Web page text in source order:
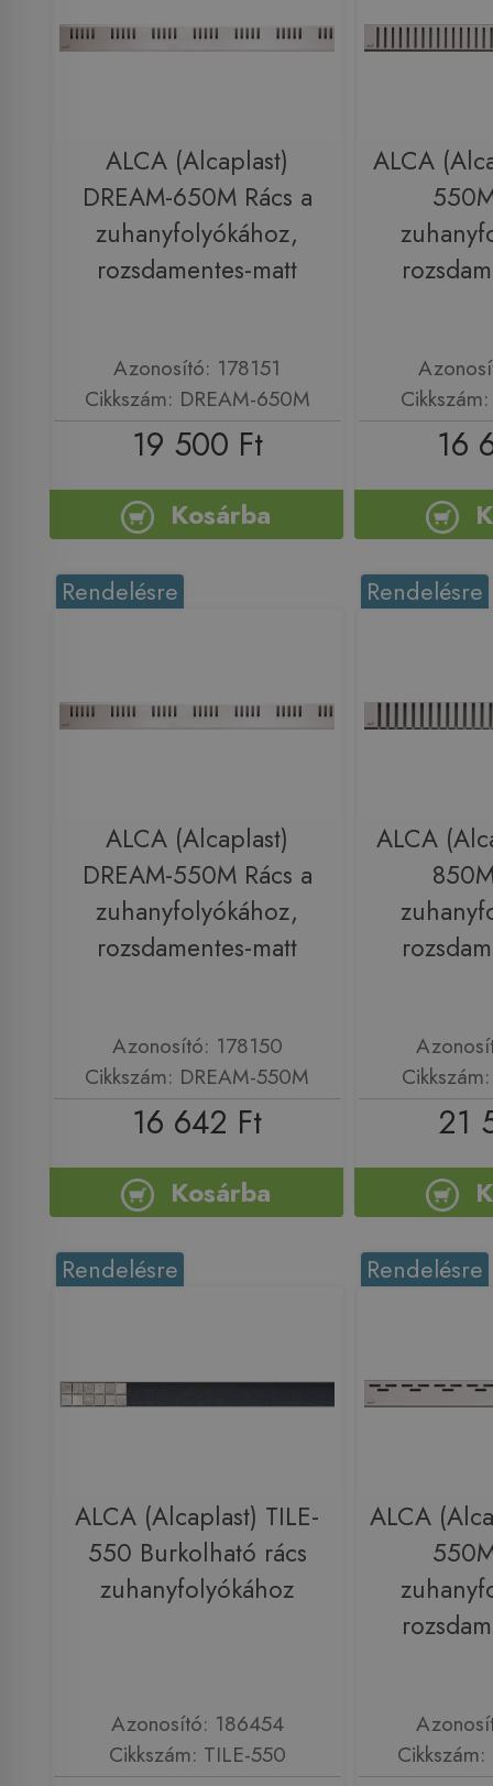
ALCA (Alcaplast)
DREAM-650M Rács a
zuhanyfolyókához,
rozsdamentes-matt
Azonosító: 178151
Cikkszám: DREAM-650M
19 500 Ft
Kosárba
ALCA
16
Rendelésre
ALCA (Alcaplast)
DREAM-550M Rács a
zuhanyfolyókához,
rozsdamentes-matt
Azonosító: 178150
Cikkszám: DREAM-550M
16 642 Ft
Kosárba
Rendelésre
ALCA
21
Rendelésre
ALCA (Alcaplast) TILE-
550 Burkolható rács
zuhanyfolyókához
Azonosító: 186454
Cikkszám: TILE-550
Rendelésre
ALCA